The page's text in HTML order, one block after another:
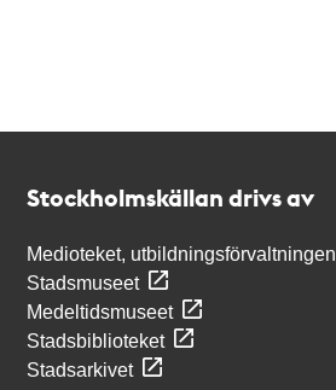
Stockholmskällan drivs av
Medioteket, utbildningsförvaltningen
Stadsmuseet
Medeltidsmuseet
Stadsbiblioteket
Stadsarkivet